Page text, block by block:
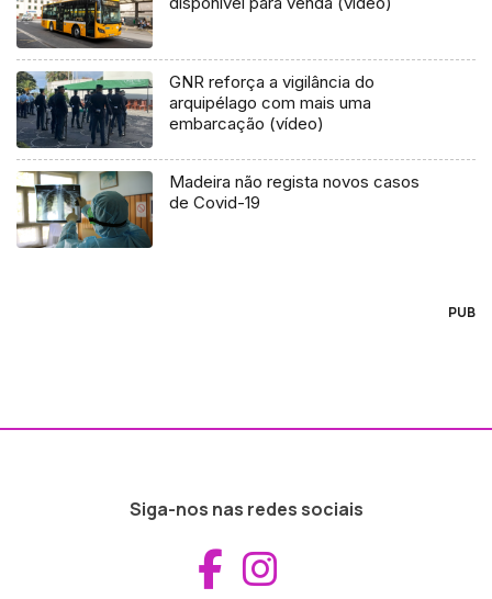
GNR reforça a vigilância do
arquipélago com mais uma
embarcação (vídeo)
Madeira não regista novos casos
de Covid-19
PUB
Siga-nos nas redes sociais
Aceder ao